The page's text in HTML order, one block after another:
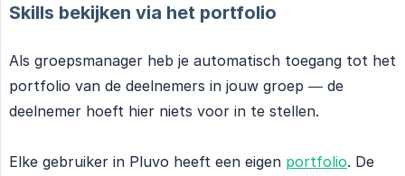
Skills bekijken via het portfolio
Als groepsmanager heb je automatisch toegang tot het
portfolio van de deelnemers in jouw groep — de
deelnemer hoeft hier niets voor in te stellen.
Elke gebruiker in Pluvo heeft een eigen portfolio. De